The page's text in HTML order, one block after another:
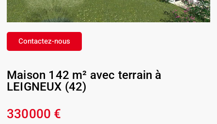
Contactez-nous
Maison 142 m² avec terrain à
LEIGNEUX (42)
330000 €